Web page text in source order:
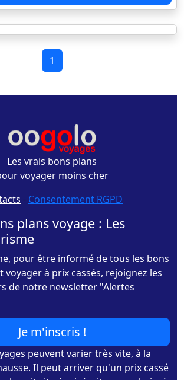
1
Les vrais bons plans
voyager moins cher
- Consentement RGPD
plans voyage : Les
pour être informé de tous les bons
voyager à prix cassés, rejoignez les
de notre newsletter "Alertes
Je m'inscris !
peuvent varier très vite, à la
Il peut arriver qu'un prix cassé